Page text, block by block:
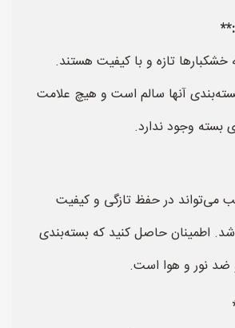
تازه و با کیفیت هستند.
آنها سالم است و هیچ علامت
بسته وجود ندارد.
می‌تواند در حفظ تازگی و کیفیت
اطمینان حاصل کنید که بسته‌بندی
ضد نور و هوا است.